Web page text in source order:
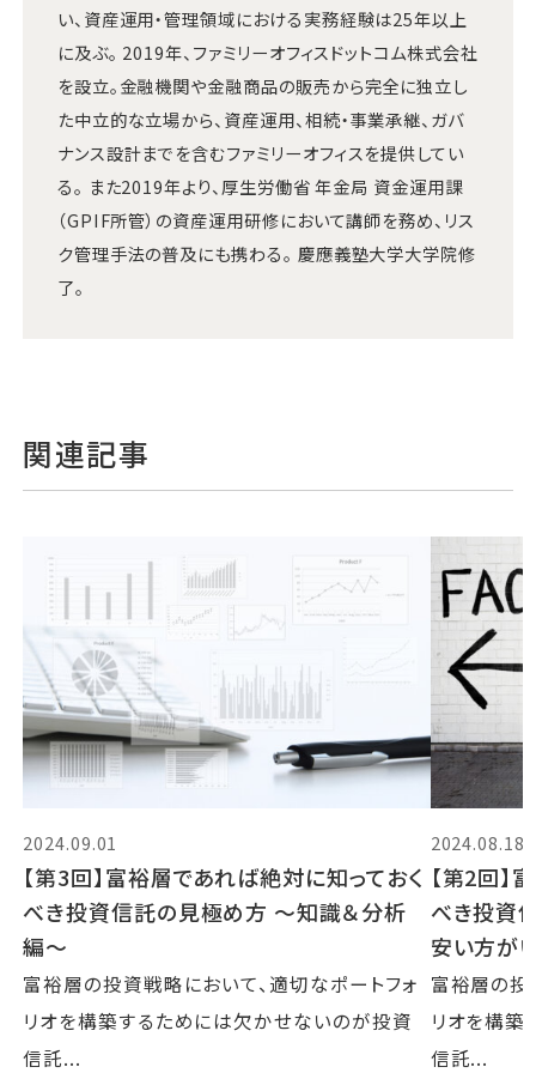
い、資産運用・管理領域における実務経験は25年以上
に及ぶ。 2019年、ファミリーオフィスドットコム株式会社
を設立。金融機関や金融商品の販売から完全に独立し
た中立的な立場から、資産運用、相続・事業承継、ガバ
ナンス設計までを含むファミリーオフィスを提供してい
る。 また2019年より、厚生労働省 年金局 資金運用課
（GPIF所管）の資産運用研修において講師を務め、リス
ク管理手法の普及にも携わる。 慶應義塾大学大学院修
了。
関連記事
2024.09.01
【第3回】富裕層であれば絶対に知っておく
べき投資信託の見極め方 〜知識＆分析
編〜
富裕層の投資戦略において、適切なポートフォ
リオを構築するためには欠かせないのが投資
信託...
2024.08.18
【第2回】
べき投資
安い方が
富裕層の投
リオを構
信託...